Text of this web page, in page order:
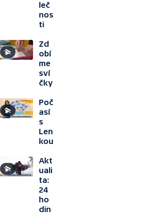
leč
nos
ti
Zd
obí
me
sví
čky
Poč
así
s
Len
kou
Akt
uali
ta:
24
ho
din